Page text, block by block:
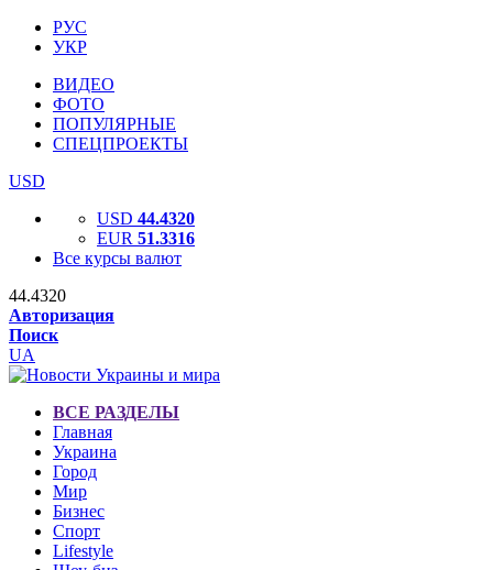
РУС
УКР
ВИДЕО
ФОТО
ПОПУЛЯРНЫЕ
СПЕЦПРОЕКТЫ
USD
USD 44.4320
EUR 51.3316
Все курсы валют
44.4320
Авторизация
Поиск
UA
ВСЕ РАЗДЕЛЫ
Главная
Украина
Город
Мир
Бизнес
Спорт
Lifestyle